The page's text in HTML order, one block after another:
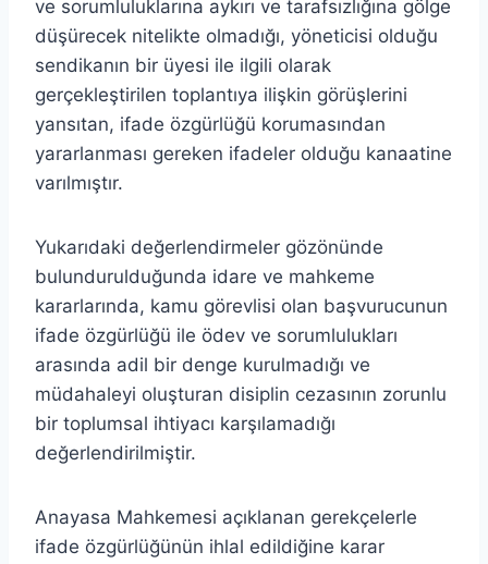
ve sorumluluklarına aykırı ve tarafsızlığına gölge
düşürecek nitelikte olmadığı, yöneticisi olduğu
sendikanın bir üyesi ile ilgili olarak
gerçekleştirilen toplantıya ilişkin görüşlerini
yansıtan, ifade özgürlüğü korumasından
yararlanması gereken ifadeler olduğu kanaatine
varılmıştır.
Yukarıdaki değerlendirmeler gözönünde
bulundurulduğunda idare ve mahkeme
kararlarında, kamu görevlisi olan başvurucunun
ifade özgürlüğü ile ödev ve sorumlulukları
arasında adil bir denge kurulmadığı ve
müdahaleyi oluşturan disiplin cezasının zorunlu
bir toplumsal ihtiyacı karşılamadığı
değerlendirilmiştir.
Anayasa Mahkemesi açıklanan gerekçelerle
ifade özgürlüğünün ihlal edildiğine karar